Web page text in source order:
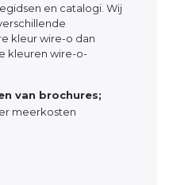
en catalogi. Wij
kleur wire-o dan
kleuren wire-o-
van brochures;
meerkosten